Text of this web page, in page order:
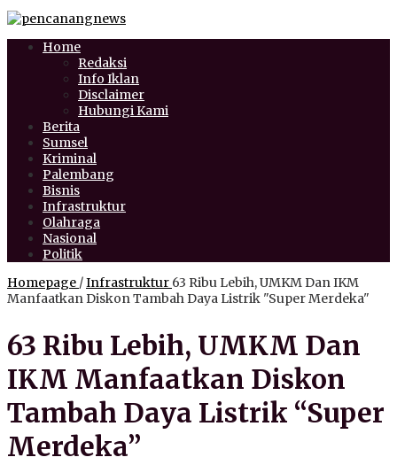
Home
Redaksi
Info Iklan
Disclaimer
Hubungi Kami
Berita
Sumsel
Kriminal
Palembang
Bisnis
Infrastruktur
Olahraga
Nasional
Politik
Homepage /Infrastruktur 63 Ribu Lebih, UMKM Dan IKM
Manfaatkan Diskon Tambah Daya Listrik "Super Merdeka"
63 Ribu Lebih, UMKM Dan
IKM Manfaatkan Diskon
Tambah Daya Listrik “Super
Merdeka”